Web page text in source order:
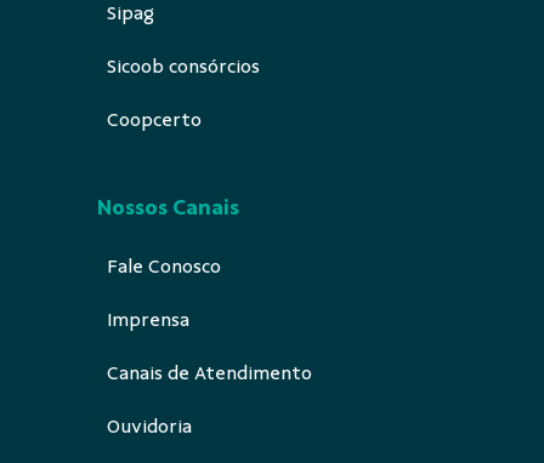
Sipag
Sicoob consórcios
Coopcerto
Nossos Canais
Fale Conosco
Imprensa
Canais de Atendimento
Ouvidoria